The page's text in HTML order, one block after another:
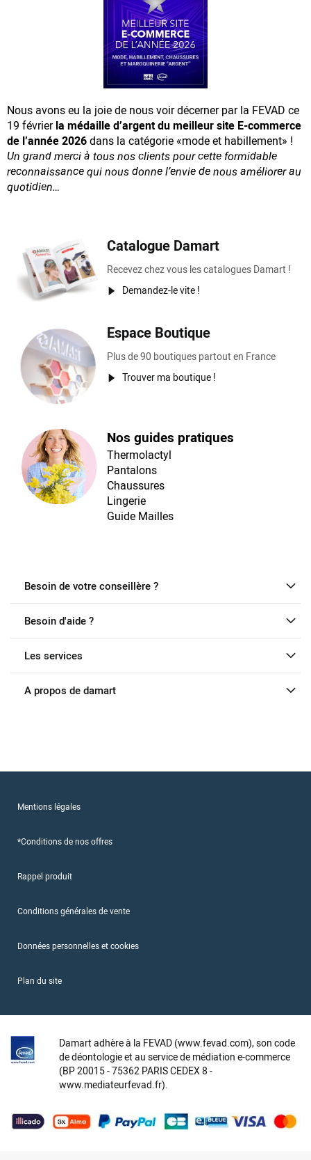
Nous avons eu la joie de nous voir décerner par la FEVAD ce
19 févrierla médaille d’argent du meilleur site E-commerce
de l’année 2026dans la catégorie «mode et habillement» !
Un grand merci à tous nos clients pour cette formidable
reconnaissancequi nous donne l’envie de nous améliorer au
quotidien…
Catalogue Damart
Recevez chez vous les catalogues Damart !
Demandez-le vite !
Espace Boutique
Plus de 90 boutiques partout en France
Trouver ma boutique !
Nos guides pratiques
Thermolactyl
Pantalons
Chaussures
Lingerie
Guide Mailles
Besoin de votre conseillère ?
Besoin d'aide ?
Les services
A propos de damart
Mentions légales
*Conditions de nos offres
Rappel produit
Conditions générales de vente
Données personnelles et cookies
Plan du site
Damart adhère à la FEVAD (www.fevad.com), son code
de déontologie et au service de médiation e-commerce
(BP 20015 - 75362 PARIS CEDEX 8 -
www.mediateurfevad.fr).